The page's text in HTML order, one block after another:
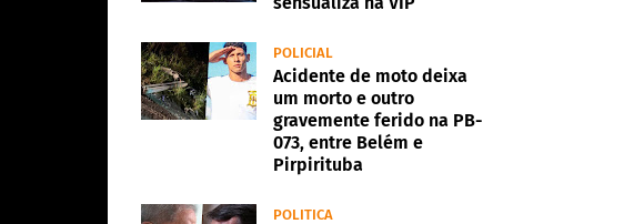
POLICIAL
Acidente de moto deixa
um morto e outro
gravemente ferido na PB-
073, entre Belém e
Pirpirituba
POLITICA